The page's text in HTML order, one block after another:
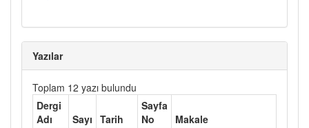
Yazılar
Toplam 12 yazı bulundu
Dergi
Adı
Sayı Tarih
Sayfa
No
Makale